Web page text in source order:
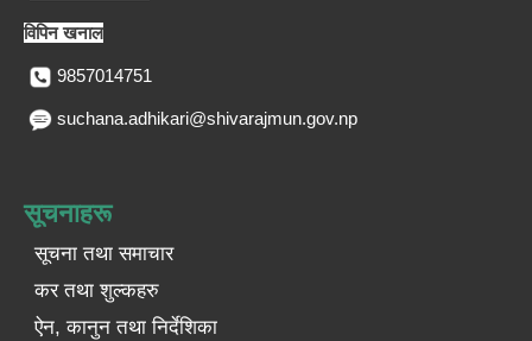
विपिन खनाल
9857014751
suchana.adhikari@shivarajmun.gov.np
सूचनाहरू
सूचना तथा समाचार
कर तथा शुल्कहरु
ऐन, कानुन तथा निर्देशिका